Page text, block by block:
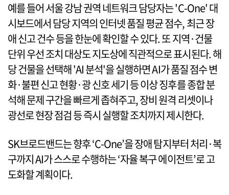
예를 들어 서울 강남 권역 네트워크 담당자는 'C-One' 대
시보드에서 담당 지역의 인터넷 품질 평균 점수, 최근 장
애 신고 건수 등을 한눈에 확인할 수 있다. 또 지역·건물
단위 우선 조치 대상도 지도상에 직관적으로 표시된다. 해
당 건물을 선택해 'AI 분석'을 실행하면 AI가 품질 점수 변
화·불편 신고 현황·광 신호 세기 등 이상 징후를 종합 분
석해 문제 구간을 빠르게 좁혀주고, 장비 원격 리셋이나
광선로 현장 점검 등 즉시 실행할 조치까지 제시한다.
SK브로드밴드는 향후 ‘C-One’을 장애 탐지부터 처리·복
구까지 AI가 스스로 수행하는 ‘자율 복구 에이전트’로 고
도화할 계획이다.